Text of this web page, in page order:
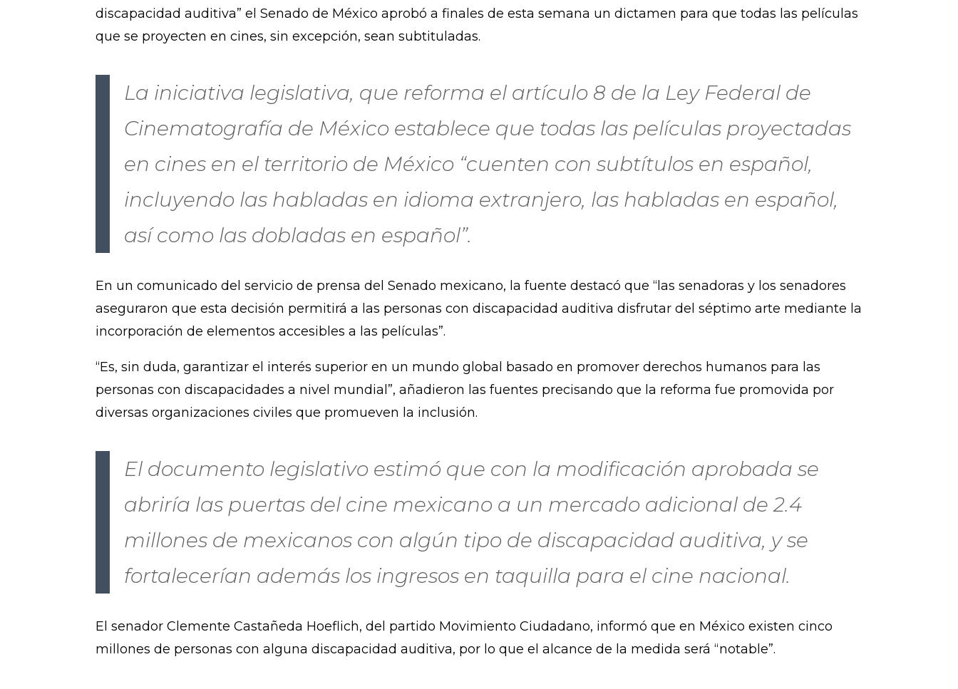
discapacidad auditiva” el Senado de México aprobó a finales de esta semana un dictamen para que todas las películas
que se proyecten en cines, sin excepción, sean subtituladas.
La iniciativa legislativa, que reforma el artículo 8 de la Ley Federal de
Cinematografía de México establece que todas las películas proyectadas
en cines en el territorio de México “cuenten con subtítulos en español,
incluyendo las habladas en idioma extranjero, las habladas en español,
así como las dobladas en español”.
En un comunicado del servicio de prensa del Senado mexicano, la fuente destacó que “las senadoras y los senadores
aseguraron que esta decisión permitirá a las personas con discapacidad auditiva disfrutar del séptimo arte mediante la
incorporación de elementos accesibles a las películas”.
“Es, sin duda, garantizar el interés superior en un mundo global basado en promover derechos humanos para las
personas con discapacidades a nivel mundial”, añadieron las fuentes precisando que la reforma fue promovida por
diversas organizaciones civiles que promueven la inclusión.
El documento legislativo estimó que con la modificación aprobada se
abriría las puertas del cine mexicano a un mercado adicional de 2.4
millones de mexicanos con algún tipo de discapacidad auditiva, y se
fortalecerían además los ingresos en taquilla para el cine nacional.
El senador Clemente Castañeda Hoeflich, del partido Movimiento Ciudadano, informó que en México existen cinco
millones de personas con alguna discapacidad auditiva, por lo que el alcance de la medida será “notable”.